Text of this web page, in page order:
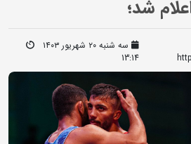
شد؛
سه شنبه ۲۰ شهریور ۱۴۰۳
13:14